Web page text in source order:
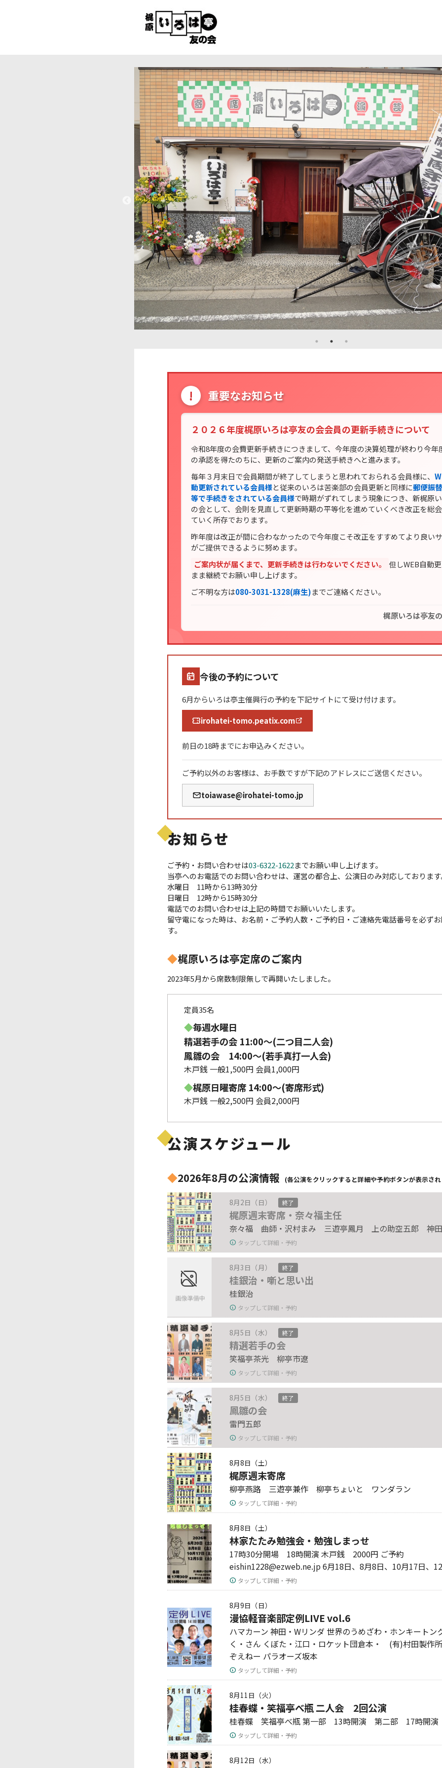
! 重要なお知らせ
２０２６年度梶原いろは亭友の会会員の更新手続きについて
令和8年度の会費更新手続きにつきまして、今年度の決算処理が終わり今年
の承認を得たのちに、更新のご案内の発送手続きへと進みます。
毎年３月末日で会員期間が終了してしまうと思われておられる会員様に、
動更新されている会員様と従来のいろは苦楽部の会員更新と同様に郵便振
等で手続きをされている会員様で時期がずれてしまう現象につき、新梶原
の会として、会則を見直して更新時期の平等化を進めていくべき改正を総
ていく所存でおります。
昨年度は改正が間に合わなかったので今年度こそ改正をすすめてより良い
がご提供できるように努めます。
ご案内状が届くまで、更新手続きは行わないでください。
但しWEB自動
まま継続でお願い申し上げます。
ご不明な方は080-3031-1328(麻生)までご連絡ください。
梶原いろは亭友
今後の予約について
6月からいろは亭主催興行の予約を下記サイトにて受け付けます。
irohatei-tomo.peatix.com
前日の18時までにお申込みください。
ご予約以外のお客様は、お手数ですが下記のアドレスにご送信ください。
toiawase@irohatei-tomo.jp
お知らせ
ご予約・お問い合わせは03-6322-1622までお願い申し上げます。
当亭へのお電話でのお問い合わせは、運営の都合上、公演日のみ対応しておりま
水曜日 11時から13時30分
日曜日 12時から15時30分
電話でのお問い合わせは上記の時間でお願いいたします。
留守電になった時は、お名前・ご予約人数・ご予約日・ご連絡先電話番号を必ず
す。
◆梶原いろは亭定席のご案内
2023年5月から席数制限無しで再開いたしました。
定員35名
◆毎週水曜日
精選若手の会 11:00〜(二つ目二人会)
鳳雛の会 14:00～(若手真打一人会)
木戸銭 一般1,500円 会員1,000円
◆梶原日曜寄席 14:00〜(寄席形式)
木戸銭 一般2,500円 会員2,000円
公演スケジュール
◆2026年8月の公演情報 (各公演をクリックすると詳細や予約ボタンが表示さ
8月2日（日） 終了
梶原週末寄席・奈々福主任
奈々福 曲師・沢村まみ 三遊亭鳳月 上の助空五郎 神
タップして詳細・予約
8月3日（月） 終了
桂銀治・噺と思い出
桂銀治
タップして詳細・予約
8月5日（水） 終了
精選若手の会
笑福亭茶光 柳亭市遼
タップして詳細・予約
8月5日（水） 終了
鳳雛の会
雷門五郎
タップして詳細・予約
8月8日（土）
梶原週末寄席
柳亭燕路 三遊亭兼作 柳亭ちょいと ワンダラン
タップして詳細・予約
8月8日（土）
林家たたみ勉強会・勉強しまっせ
17時30分開場 18時開演 木戸銭 2000円 ご予約
eishin1228@ezweb.ne.jp 6月18日、8月8日、10月17日、
タップして詳細・予約
8月9日（日）
漫協軽音楽部定例LIVE vol.6
ハマカーン 神田・Wリンダ 世界のうめざわ・ホンキートン
く・さん くぼた・江口・ロケット団倉本・ (有)村田製作
ぞえねー パラオーズ坂本
タップして詳細・予約
8月11日（火）
桂春蝶・笑福亭べ瓶 二人会 2回公演
桂春蝶 笑福亭べ瓶 第一部 13時開演 第二部 17時開演
タップして詳細・予約
8月12日（水）